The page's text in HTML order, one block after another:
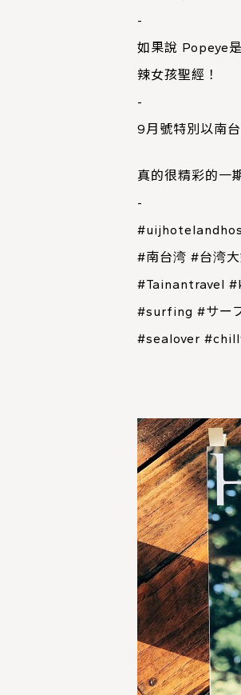
-
如果說 Popeye
辣女孩聖經！
-
9月號特別以南
真的很精彩的一
-
#南台湾 #台湾
#Tainantravel
#surfing #サー
#sealover